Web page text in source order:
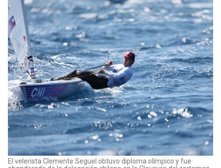
El velerista Clemente Seguel obtuvo diploma olímpico y fue